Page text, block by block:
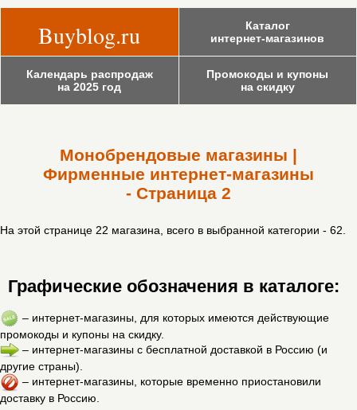
Buyblog.ru
Каталог
интернет-магазинов
Календарь распродаж
на 2025 год
Промокоды и купоны
на скидку
Монобрендовые магазины |
Фирменные интернет-магазины
- Страница 2
На этой странице 22 магазина, всего в выбранной категории - 62.
Графические обозначения в каталоге:
– интернет-магазины, для которых имеются действующие
промокоды и купоны на скидку.
– интернет-магазины с бесплатной доставкой в Россию (и
другие страны).
– интернет-магазины, которые временно приостановили
доставку в Россию.